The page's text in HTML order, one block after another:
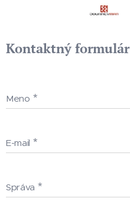
Kontaktný formulár
Meno
E-mail
Správa